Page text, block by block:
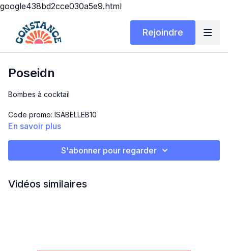
google438bd2cce030a5e9.html
Rejoindre
Poseidn
Bombes à cocktail
Code promo: ISABELLEB10
https://fr.poseidn.com/
En savoir plus
S'abonner pour regarder
Vidéos similaires